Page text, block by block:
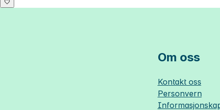
Om oss
Kontakt oss
Personvern